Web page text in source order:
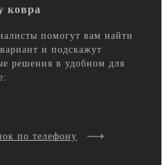
ковра
помогут вам найти
и подскажут
решения в удобном для
по телефону